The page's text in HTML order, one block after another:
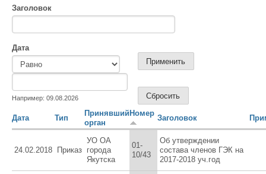
Заголовок
Дата
Например: 09.08.2026
Дата Тип
Принявший
орган
Номер
Заголовок
24.02.2018 Приказ
УО ОА
города
Якутска
01-
10/43
Об утверждении
состава членов ГЭК на
2017-2018 уч.год